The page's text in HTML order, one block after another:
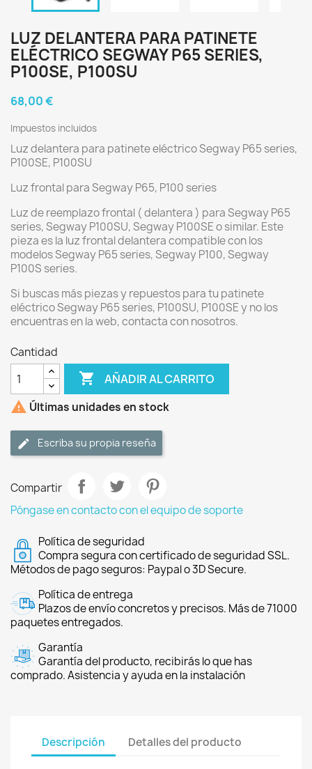
LUZ DELANTERA PARA PATINETE
ELÉCTRICO SEGWAY P65 SERIES,
P100SE, P100SU
68,00 €
Impuestos incluidos
Luz delantera para patinete eléctrico Segway P65 series,
P100SE, P100SU
Luz frontal para Segway P65, P100 series
Luz de reemplazo frontal ( delantera ) para Segway P65
series, Segway P100SU, Segway P100SE o similar. Este
pieza es la luz frontal delantera compatible con los
modelos Segway P65 series, Segway P100, Segway
P100S series.
Si buscas más piezas y repuestos para tu patinete
eléctrico Segway P65 series, P100SU, P100SE y no los
encuentras en la web, contacta con nosotros.
Cantidad
 AÑADIR AL CARRITO
 Últimas unidades en stock
Escriba su propia reseña
Compartir
Póngase en contacto con el equipo de soporte
Política de seguridad
Compra segura con certificado de seguridad SSL.
Métodos de pago seguros: Paypal o 3D Secure.
Política de entrega
Plazos de envío concretos y precisos. Más de 71000
paquetes entregados.
Garantía
Garantía del producto, recibirás lo que has
comprado. Asistencia y ayuda en la instalación
Descripción Detalles del producto